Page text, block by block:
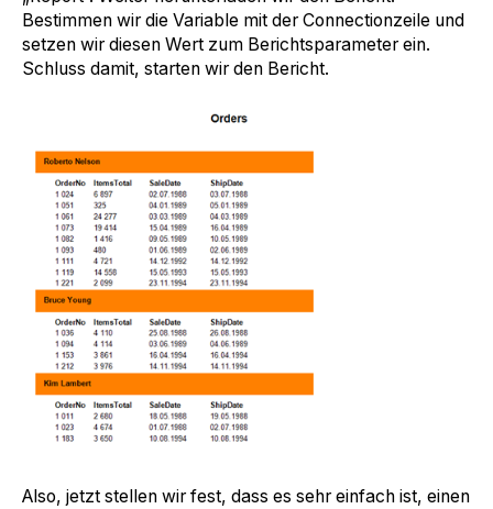
Bestimmen wir die Variable mit der Connectionzeile und
setzen wir diesen Wert zum Berichtsparameter ein.
Schluss damit, starten wir den Bericht.
Also, jetzt stellen wir fest, dass es sehr einfach ist, einen